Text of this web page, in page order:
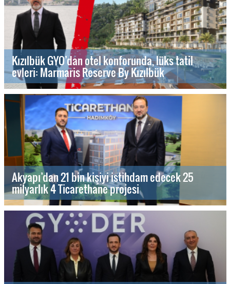
Kızılbük GYO’dan otel konforunda, lüks tatil
evleri: Marmaris Reserve By Kızılbük
Akyapı’dan 21 bin kişiyi istihdam edecek 25
milyarlık 4 Ticarethane projesi